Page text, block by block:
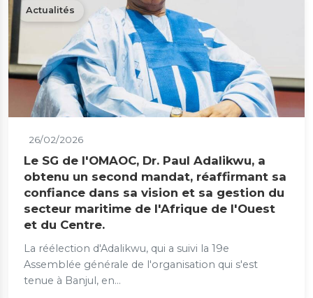
Actualités
26/02/2026
Le SG de l'OMAOC, Dr. Paul Adalikwu, a
obtenu un second mandat, réaffirmant sa
confiance dans sa vision et sa gestion du
secteur maritime de l'Afrique de l'Ouest
et du Centre.
La réélection d'Adalikwu, qui a suivi la 19e
Assemblée générale de l'organisation qui s'est
tenue à Banjul, en...